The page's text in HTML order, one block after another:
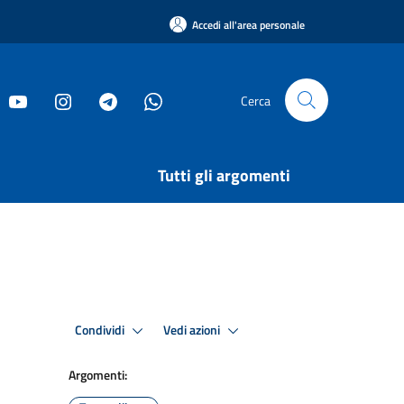
Accedi all'area personale
Cerca
Tutti gli argomenti
Condividi Vedi azioni
Argomenti: